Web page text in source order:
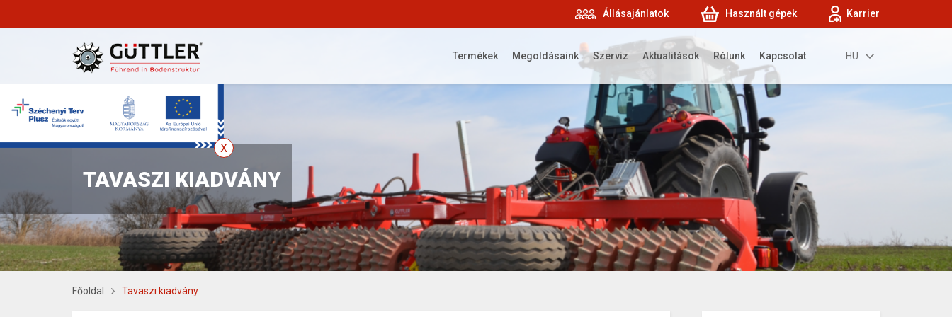
Állásajánlatok Használt gépek Karrier
HU
Termékek Megoldásaink Szerviz Aktualitások Rólunk Kapcsolat
TAVASZI KIADVÁNY
Főoldal Tavaszi kiadvány